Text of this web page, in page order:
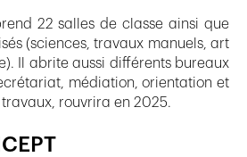
22 salles de classe ainsi que
(sciences, travaux manuels, art
Il abrite aussi différents bureaux
médiation, orientation et
travaux, rouvrira en 2025.